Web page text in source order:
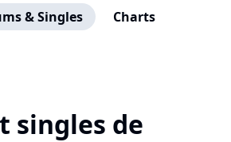
& Singles Charts
singles de